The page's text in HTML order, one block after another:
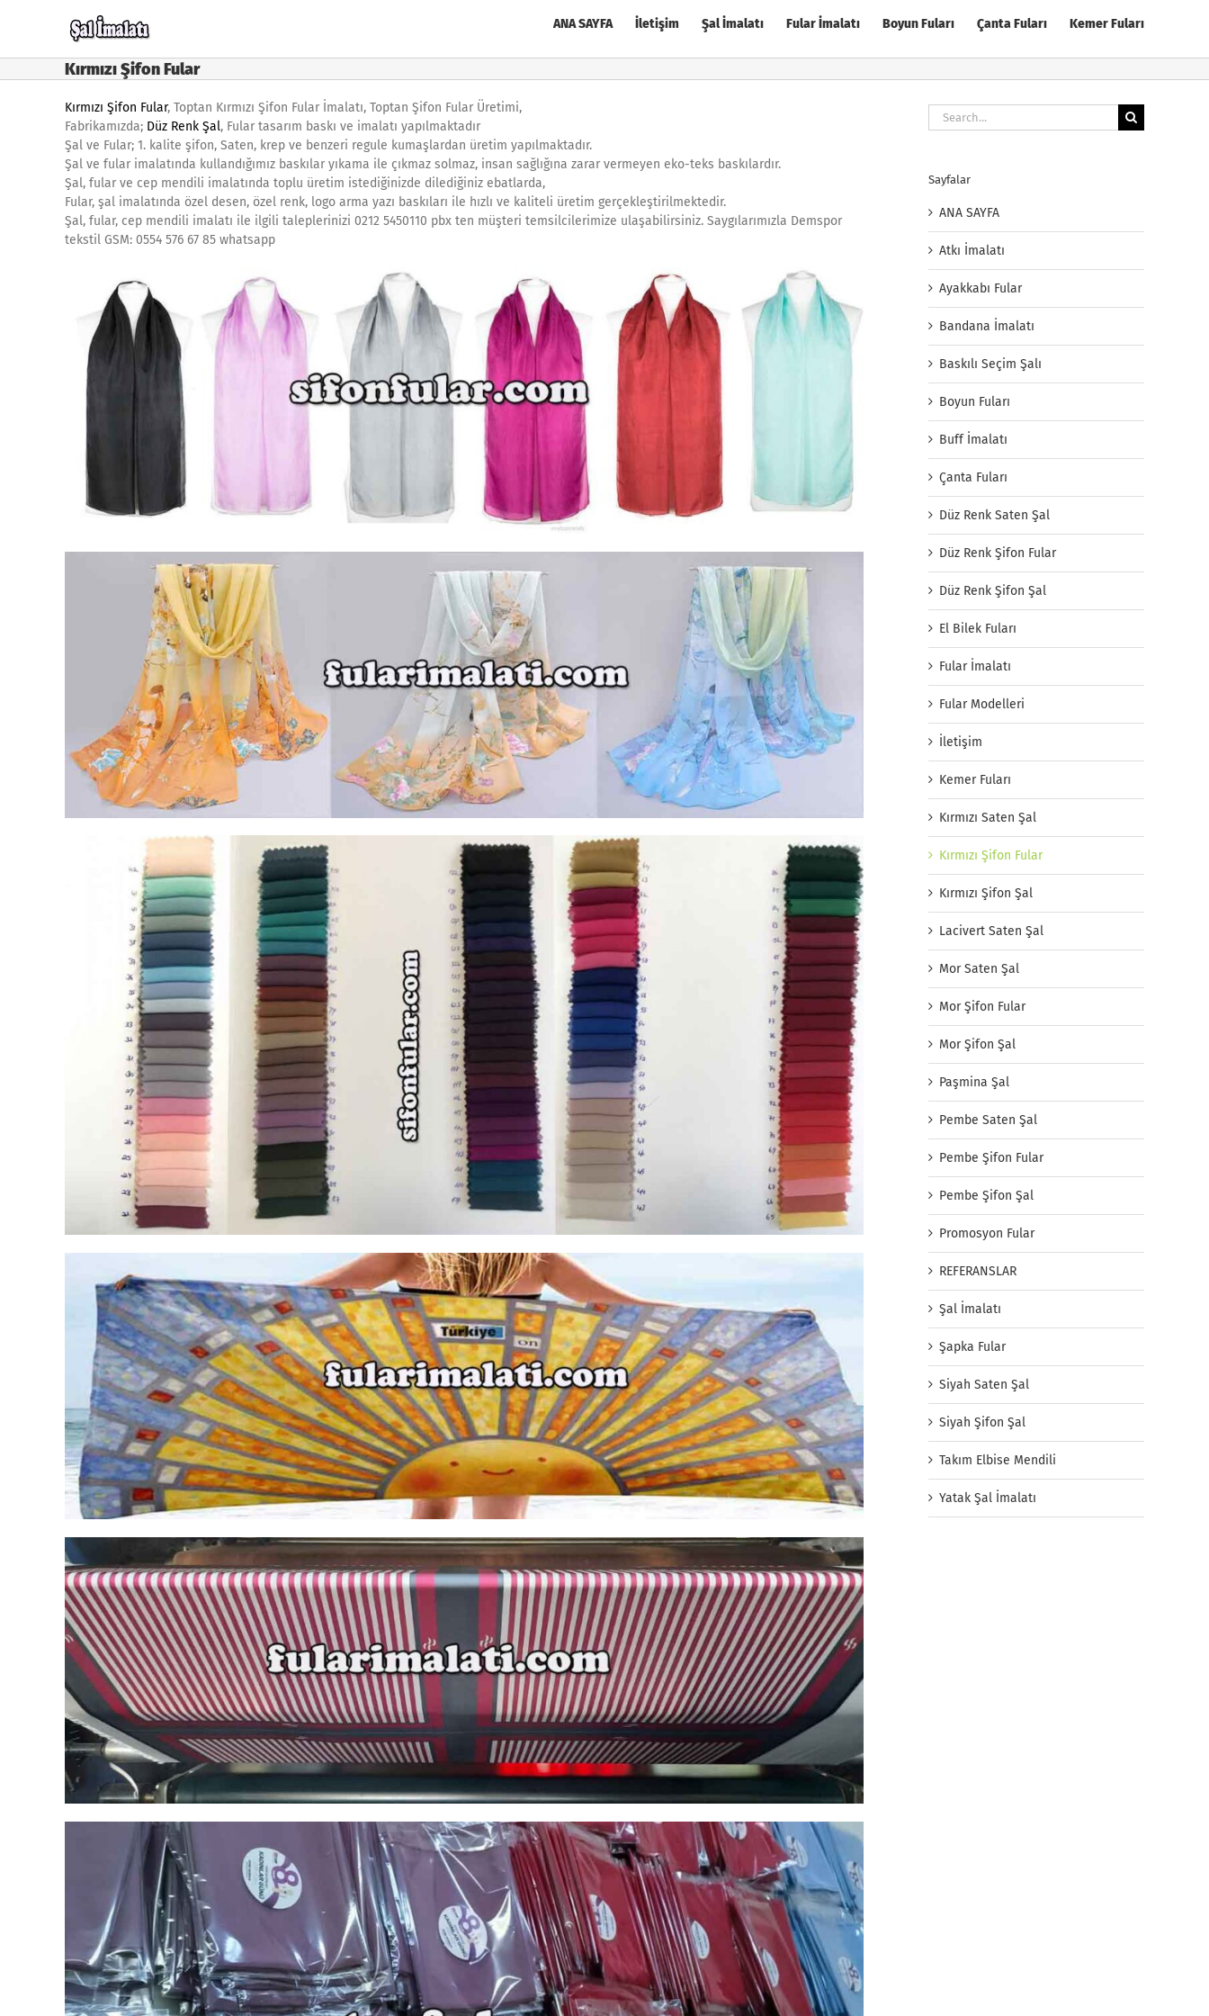
ANA SAYFA İletişim Şal İmalatı Fular İmalatı Boyun Fuları Çanta Fuları Kemer Fuları
Kırmızı Şifon Fular
Kırmızı Şifon Fular, Toptan Kırmızı Şifon Fular İmalatı, Toptan Şifon Fular Üretimi,
Fabrikamızda; Düz Renk Şal, Fular tasarım baskı ve imalatı yapılmaktadır
Şal ve Fular; 1. kalite şifon, Saten, krep ve benzeri regule kumaşlardan üretim yapılmaktadır.
Şal ve fular imalatında kullandığımız baskılar yıkama ile çıkmaz solmaz, insan sağlığına zarar vermeyen eko-teks baskılardır.
Şal, fular ve cep mendili imalatında toplu üretim istediğinizde dilediğiniz ebatlarda,
Fular, şal imalatında özel desen, özel renk, logo arma yazı baskıları ile hızlı ve kaliteli üretim gerçekleştirilmektedir.
Şal, fular, cep mendili imalatı ile ilgili taleplerinizi 0212 5450110 pbx ten müşteri temsilcilerimize ulaşabilirsiniz. Saygılarımızla Demspor
tekstil GSM: 0554 576 67 85 whatsapp
Search
for:
Sayfalar
ANA SAYFA
Atkı İmalatı
Ayakkabı Fular
Bandana İmalatı
Baskılı Seçim Şalı
Boyun Fuları
Buff İmalatı
Çanta Fuları
Düz Renk Saten Şal
Düz Renk Şifon Fular
Düz Renk Şifon Şal
El Bilek Fuları
Fular İmalatı
Fular Modelleri
İletişim
Kemer Fuları
Kırmızı Saten Şal
Kırmızı Şifon Fular
Kırmızı Şifon Şal
Lacivert Saten Şal
Mor Saten Şal
Mor Şifon Fular
Mor Şifon Şal
Paşmina Şal
Pembe Saten Şal
Pembe Şifon Fular
Pembe Şifon Şal
Promosyon Fular
REFERANSLAR
Şal İmalatı
Şapka Fular
Siyah Saten Şal
Siyah Şifon Şal
Takım Elbise Mendili
Yatak Şal İmalatı